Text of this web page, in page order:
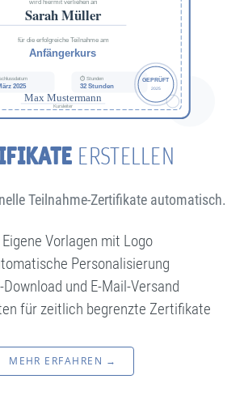
ERSTELLEN
Teilnahme-Zertifikate automatisch.
Eigene Vorlagen mit Logo
Personalisierung
Download und E-Mail-Versand
für zeitlich begrenzte Zertifikate
MEHR ERFAHREN →